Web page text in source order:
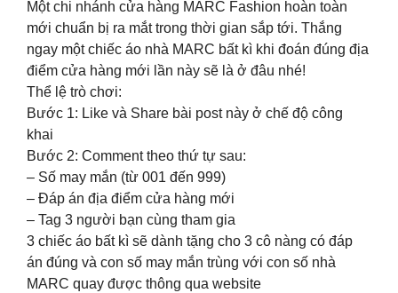
Một chi nhánh cửa hàng MARC Fashion hoàn toàn
mới chuẩn bị ra mắt trong thời gian sắp tới. Thắng
ngay một chiếc áo nhà MARC bất kì khi đoán đúng địa
điểm cửa hàng mới lần này sẽ là ở đâu nhé!
Thể lệ trò chơi:
Bước 1: Like và Share bài post này ở chế độ công
khai
Bước 2: Comment theo thứ tự sau:
– Số may mắn (từ 001 đến 999)
– Đáp án địa điểm cửa hàng mới
– Tag 3 người bạn cùng tham gia
3 chiếc áo bất kì sẽ dành tặng cho 3 cô nàng có đáp
án đúng và con số may mắn trùng với con số nhà
MARC quay được thông qua website